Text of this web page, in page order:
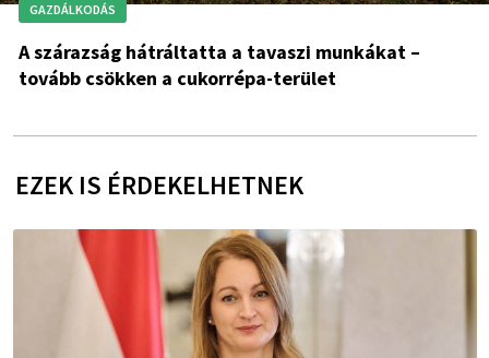
GAZDÁLKODÁS
A szárazság hátráltatta a tavaszi munkákat –
tovább csökken a cukorrépa-terület
EZEK IS ÉRDEKELHETNEK